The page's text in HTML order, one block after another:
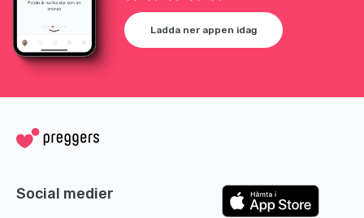
Ladda ner appen idag
Social medier